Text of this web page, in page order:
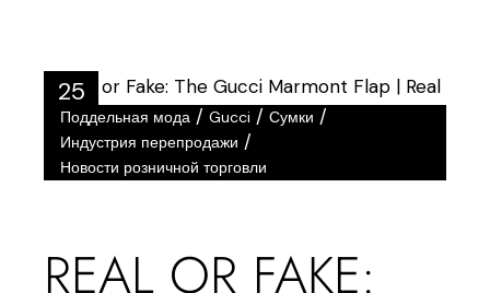
25
Янв
Поддельная мода /Gucci /Сумки /
Индустрия перепродажи /
Новости розничной торговли
REAL OR FAKE: